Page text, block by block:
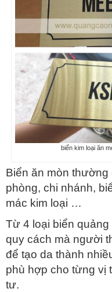
biển kim loại ăn
Biển ăn mòn thường
phòng, chi nhánh,
mác kim loại …
Từ 4 loại biển
quy cách mà người
để tạo da thành
phù hợp cho từng vị
tư.